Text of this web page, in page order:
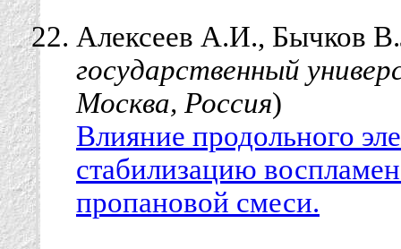
Алексеев А.И., Бычков
государственный
Москва, Россия)
Влияние продольного
стабилизацию
пропановой смеси.